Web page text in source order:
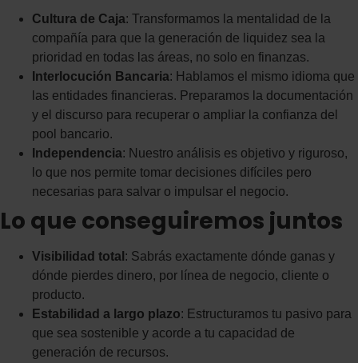
Cultura de Caja: Transformamos la mentalidad de la
compañía para que la generación de liquidez sea la
prioridad en todas las áreas, no solo en finanzas.
Interlocución Bancaria: Hablamos el mismo idioma que
las entidades financieras. Preparamos la documentación
y el discurso para recuperar o ampliar la confianza del
pool bancario.
Independencia: Nuestro análisis es objetivo y riguroso,
lo que nos permite tomar decisiones difíciles pero
necesarias para salvar o impulsar el negocio.
Lo que conseguiremos juntos
Visibilidad total : Sabrás exactamente dónde ganas y
dónde pierdes dinero, por línea de negocio, cliente o
producto.
Estabilidad a largo plazo: Estructuramos tu pasivo para
que sea sostenible y acorde a tu capacidad de
generación de recursos.